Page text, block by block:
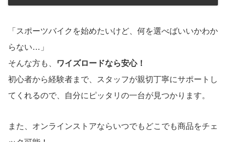
「スポーツバイクを始めたいけど、何を選べばいいかわか
らない…」
そんな方も、
ワイズロードなら安心！
初心者から経験者まで、スタッフが親切丁寧にサポートし
てくれるので、自分にピッタリの一台が見つかります。
また、オンラインストアならいつでもどこでも商品をチェ